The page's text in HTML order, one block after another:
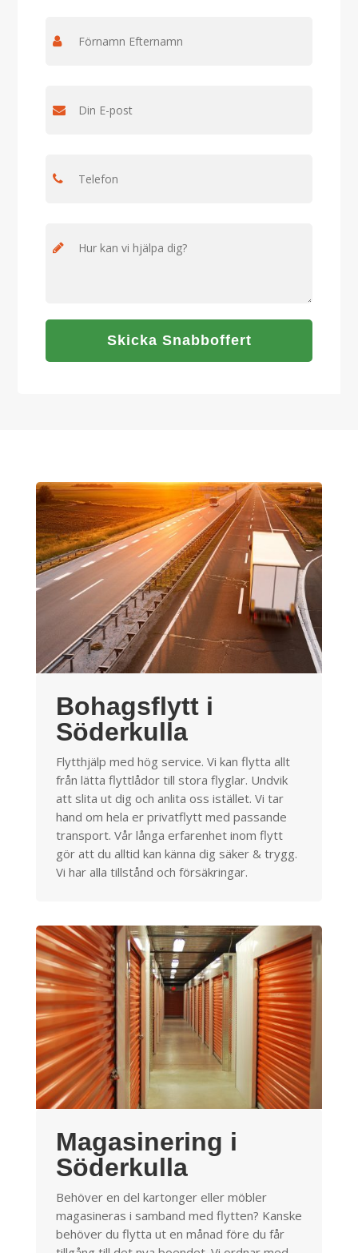
Bohagsflytt i
Söderkulla
Flytthjälp med hög service. Vi kan flytta allt
från lätta flyttlådor till stora flyglar. Undvik
att slita ut dig och anlita oss istället. Vi tar
hand om hela er privatflytt med passande
transport. Vår långa erfarenhet inom flytt
gör att du alltid kan känna dig säker & trygg.
Vi har alla tillstånd och försäkringar.
Magasinering i
Söderkulla
Behöver en del kartonger eller möbler
magasineras i samband med flytten? Kanske
behöver du flytta ut en månad före du får